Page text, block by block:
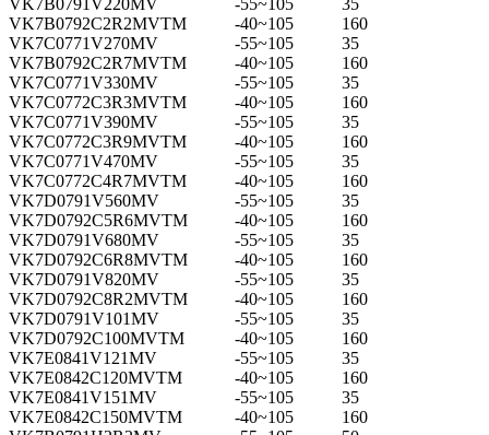
VK7B0792C2R2MVTM
-40~105
160
VK7C0771V270MV
-55~105
35
VK7B0792C2R7MVTM
-40~105
160
VK7C0771V330MV
-55~105
35
VK7C0772C3R3MVTM
-40~105
160
VK7C0771V390MV
-55~105
35
VK7C0772C3R9MVTM
-40~105
160
VK7C0771V470MV
-55~105
35
VK7C0772C4R7MVTM
-40~105
160
VK7D0791V560MV
-55~105
35
VK7D0792C5R6MVTM
-40~105
160
VK7D0791V680MV
-55~105
35
VK7D0792C6R8MVTM
-40~105
160
VK7D0791V820MV
-55~105
35
VK7D0792C8R2MVTM
-40~105
160
VK7D0791V101MV
-55~105
35
VK7D0792C100MVTM
-40~105
160
VK7E0841V121MV
-55~105
35
VK7E0842C120MVTM
-40~105
160
VK7E0841V151MV
-55~105
35
VK7E0842C150MVTM
-40~105
160